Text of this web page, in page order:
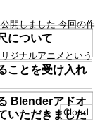
開しました 今回の作
極的に入れてみまし
について
ジナルアニメという
い アニメが漫画や小
ことを受け入れ
時折現れる そして、
から今日もいろいろ
Blenderアドオ
いただきました
Cloud